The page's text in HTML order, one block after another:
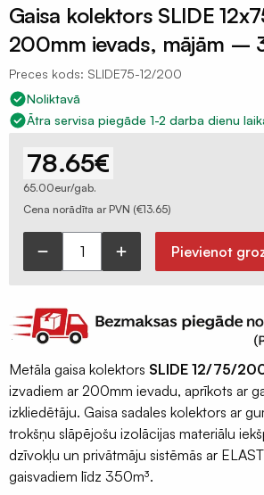
Gaisa kolektors SLIDE
200mm ievads, mājām –
Preces kods: SLIDE75-12/200
Noliktavā
Ātra servisa piegāde 1-2 darba dienu
€
78.65
65.00eur/gab.
Cena norādīta ar PVN (€13.65)
SLIDE
12x75mm
/
200mm
ievads,
mājām
-
350m³
Pievienot
Metāla gaisa kolektors SLIDE 12/75/
izvadiem ar 200mm ievadu, aprīkots ar
izkliedētāju. Gaisa sadales kolektors ar
trokšņu slāpējošu izolācijas materiālu
dzīvokļu un privātmāju sistēmās ar
gaisvadiem līdz 350m³.
Polietilēna
pamatu
plēves
Silto
grīdu
plēves
Ģeomembrānas
aizsargplēve,
lentas
Šuvju
pieslēgumu
lentas
Logu
montāžas
lentas
Hidroizolācijas